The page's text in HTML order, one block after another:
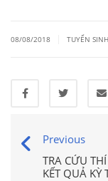
08/08/2018 TUYỂN SINH
Previous
TRA CỨU
KẾT QUẢ KỲ